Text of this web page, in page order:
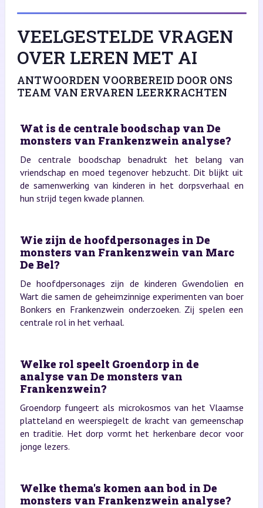
VEELGESTELDE VRAGEN
OVER LEREN MET AI
ANTWOORDEN VOORBEREID DOOR ONS
TEAM VAN ERVAREN LEERKRACHTEN
Wat is de centrale boodschap van De
monsters van Frankenzwein analyse?
De centrale boodschap benadrukt het belang van
vriendschap en moed tegenover hebzucht. Dit blijkt uit
de samenwerking van kinderen in het dorpsverhaal en
hun strijd tegen kwade plannen.
Wie zijn de hoofdpersonages in De
monsters van Frankenzwein van Marc
De Bel?
De hoofdpersonages zijn de kinderen Gwendolien en
Wart die samen de geheimzinnige experimenten van boer
Bonkers en Frankenzwein onderzoeken. Zij spelen een
centrale rol in het verhaal.
Welke rol speelt Groendorp in de
analyse van De monsters van
Frankenzwein?
Groendorp fungeert als microkosmos van het Vlaamse
platteland en weerspiegelt de kracht van gemeenschap
en traditie. Het dorp vormt het herkenbare decor voor
jonge lezers.
Welke thema's komen aan bod in De
monsters van Frankenzwein analyse?